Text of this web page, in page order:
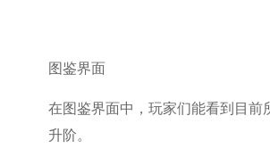
图鉴界面
在图鉴界面中，玩家们能看到目
升阶。